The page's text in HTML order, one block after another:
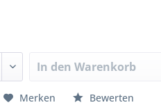
In den Warenkorb
Merken Bewerten